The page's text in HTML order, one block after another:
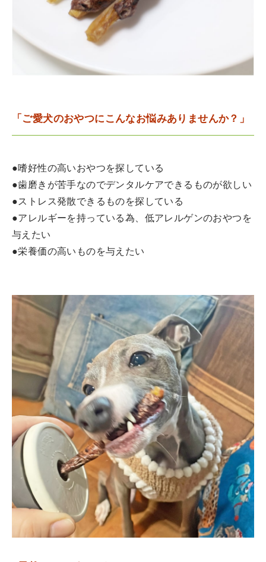
「ご愛犬のおやつにこんなお悩みありませんか？」
●嗜好性の高いおやつを探している
●歯磨きが苦手なのでデンタルケアできるものが欲しい
●ストレス発散できるものを探している
●アレルギーを持っている為、低アレルゲンのおやつを
与えたい
●栄養価の高いものを与えたい